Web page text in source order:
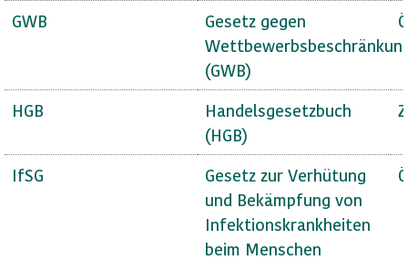
GWB
Gesetz gegen
(GWB)
HGB
Handelsgesetzbuch
(HGB)
IfSG
Gesetz zur Verhütung
und Bekämpfung von
Infektionskrankheiten
beim Menschen